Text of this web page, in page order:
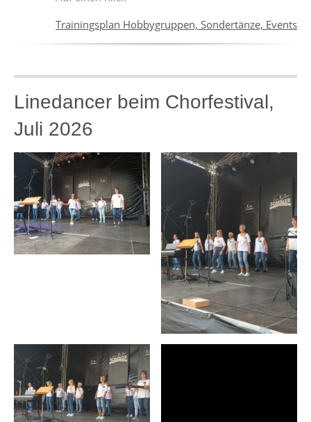
Trainingsplan Hobbygruppen, Sondertänze, Events
Linedancer beim Chorfestival,
Juli 2026